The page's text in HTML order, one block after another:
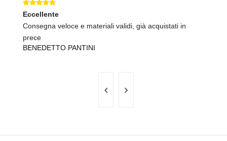
Eccellente
Consegna veloce e materiali validi, già acquistati in
prece
BENEDETTO PANTINI